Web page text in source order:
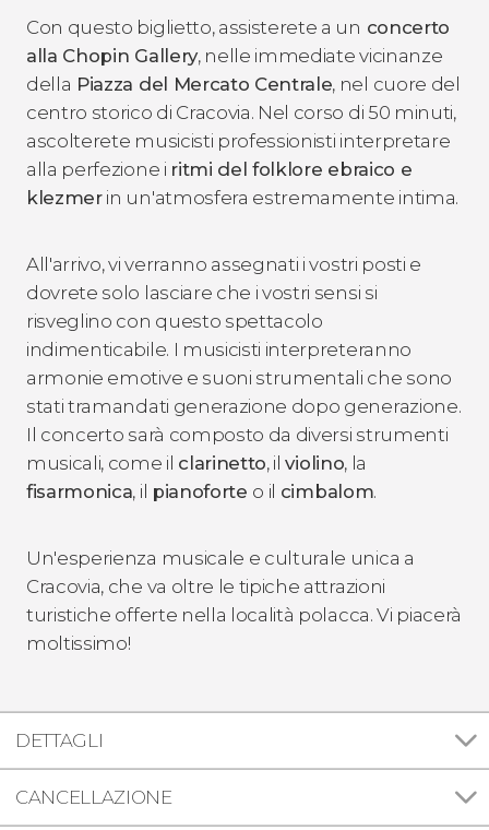
Con questo biglietto, assisterete a un concerto
alla Chopin Gallery, nelle immediate vicinanze
della Piazza del Mercato Centrale, nel cuore del
centro storico di Cracovia. Nel corso di 50 minuti,
ascolterete musicisti professionisti interpretare
alla perfezione i ritmi del folklore ebraico e
klezmerin un'atmosfera estremamente intima.
All'arrivo, vi verranno assegnati i vostri posti e
dovrete solo lasciare che i vostri sensi si
risveglino con questo spettacolo
indimenticabile. I musicisti interpreteranno
armonie emotive e suoni strumentali che sono
stati tramandati generazione dopo generazione.
Il concerto sarà composto da diversi strumenti
musicali, come il clarinetto, ilviolino, la
fisarmonica, il pianoforte o il cimbalom.
Un'esperienza musicale e culturale unica a
Cracovia, che va oltre le tipiche attrazioni
turistiche offerte nella località polacca. Vi piacerà
moltissimo!
DETTAGLI
CANCELLAZIONE